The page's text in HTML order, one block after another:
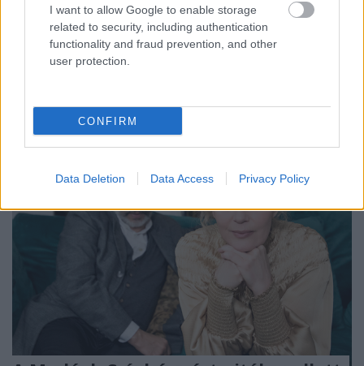
I want to allow Google to enable storage
related to security, including authentication
functionality and fraud prevention, and other
user protection.
CONFIRM
Data Deletion Data Access Privacy Policy
mtothorsi 2020. július 13.
Augusztus 21. és 29. között, a tervezett és már
meghirdetett versenyprogrammal, magas művészi